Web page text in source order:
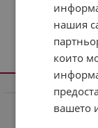
нашия
които
вашето